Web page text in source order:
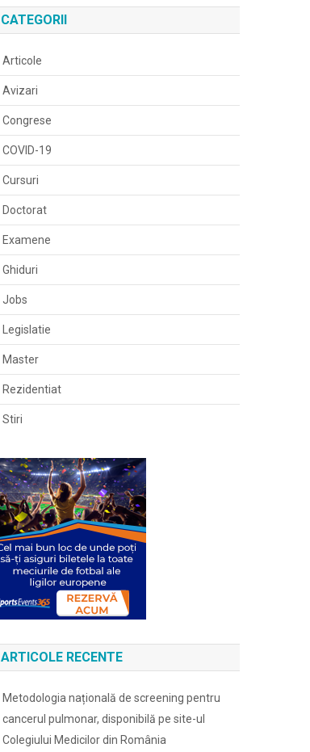
CATEGORII
Articole
Avizari
Congrese
COVID-19
Cursuri
Doctorat
Examene
Ghiduri
Jobs
Legislatie
Master
Rezidentiat
Stiri
ARTICOLE RECENTE
Metodologia națională de screening pentru
cancerul pulmonar, disponibilă pe site-ul
Colegiului Medicilor din România